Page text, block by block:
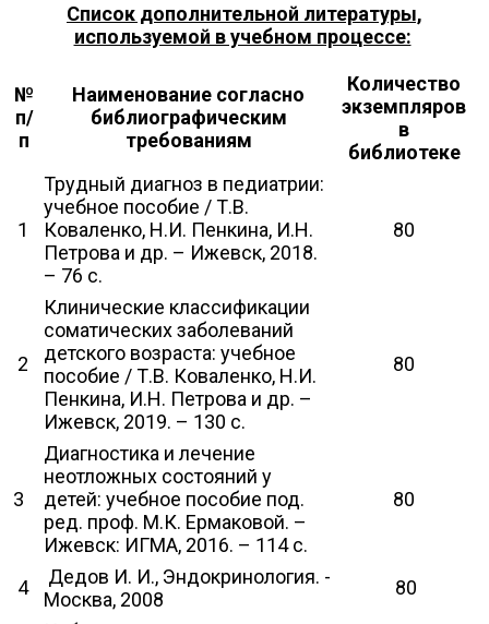
Список дополнительной литературы,
используемой в учебном процессе:
№
п/
п
Наименование согласно
библиографическим
требованиям
Количество
экземпляров
в
библиотеке
1
Трудный диагноз в педиатрии:
учебное пособие / Т.В.
Коваленко, Н.И. Пенкина, И.Н.
Петрова и др. – Ижевск, 2018.
– 76 с.
80
2
Клинические классификации
соматических заболеваний
детского возраста: учебное
пособие / Т.В. Коваленко, Н.И.
Пенкина, И.Н. Петрова и др. –
Ижевск, 2019. – 130 с.
80
3
Диагностика и лечение
неотложных состояний у
детей: учебное пособие под.
ред. проф. М.К. Ермаковой. –
Ижевск: ИГМА, 2016. – 114 с.
80
4
Дедов И. И., Эндокринология. -
Москва, 2008
80